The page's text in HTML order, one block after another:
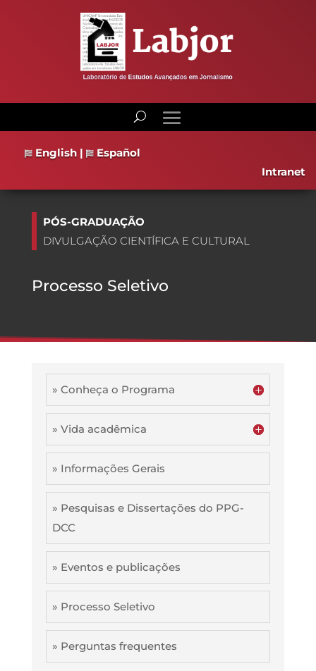
English |
Español
Intranet
PÓS-GRADUAÇÃO
DIVULGAÇÃO CIENTÍFICA E CULTURAL
Processo Seletivo
» Conheça o Programa
» Vida acadêmica
» Informações Gerais
» Pesquisas e Dissertações do PPG-
DCC
» Eventos e publicações
» Processo Seletivo
» Perguntas frequentes